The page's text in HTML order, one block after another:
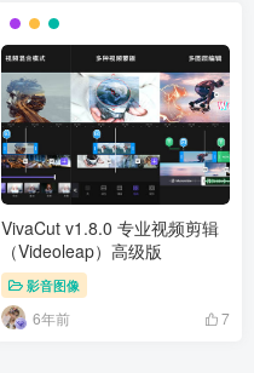
VivaCut v1.8.0 专业视频剪辑
（Videoleap）高级版
影音图像
6年前 7